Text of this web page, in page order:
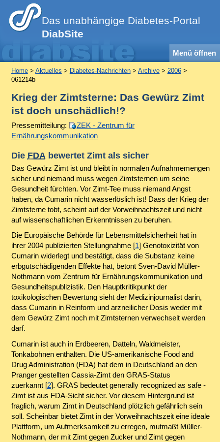
Das unabhängige Diabetes-Portal
DiabSite
Menü öffnen
Home> Aktuelles > Diabetes-Nachrichten> Archive> 2006>
061214b
Krieg der Zimtsterne: Das Gewürz Zimt
ist doch unschädlich!?
Pressemitteilung:
ZEK - Zentrum für
Ernährungskommunikation
Die FDA bewertet Zimt als sicher
Das Gewürz Zimt ist und bleibt in normalen Aufnahmemengen
sicher und niemand muss wegen Zimtsternen um seine
Gesundheit fürchten. Vor Zimt-Tee muss niemand Angst
haben, da Cumarin nicht wasserlöslich ist! Dass der Krieg der
Zimtsterne tobt, scheint auf der Vorweihnachtszeit und nicht
auf wissenschaftlichen Erkenntnissen zu beruhen.
Die Europäische Behörde für Lebensmittelsicherheit hat in
ihrer 2004 publizierten Stellungnahme [1] Genotoxizität von
Cumarin widerlegt und bestätigt, dass die Substanz keine
erbgutschädigenden Effekte hat, betont Sven-David Müller-
Nothmann vom Zentrum für Ernährungskommunikation und
Gesundheitspublizistik. Den Hauptkritikpunkt der
toxikologischen Bewertung sieht der Medizinjournalist darin,
dass Cumarin in Reinform und arzneilicher Dosis weder mit
dem Gewürz Zimt noch mit Zimtsternen verwechselt werden
darf.
Cumarin ist auch in Erdbeeren, Datteln, Waldmeister,
Tonkabohnen enthalten. Die US-amerikanische Food and
Drug Administration(FDA) hat dem in Deutschland an den
Pranger gestellten Cassia-Zimt den GRAS-Status
zuerkannt [2]. GRAS bedeutet generally recognized as safe-
Zimt ist aus FDA-Sicht sicher. Vor diesem Hintergrund ist
fraglich, warum Zimt in Deutschland plötzlich gefährlich sein
soll. Scheinbar bietet Zimt in der Vorweihnachtszeit eine ideale
Plattform, um Aufmerksamkeit zu erregen, mutmaßt Müller-
Nothmann, der mit Zimt gegen Zucker und Zimt gegen